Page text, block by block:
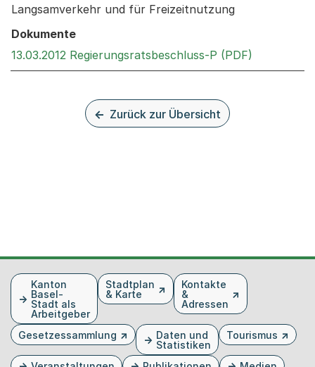
Langsamverkehr und für Freizeitnutzung
Dokumente
13.03.2012 Regierungsratsbeschluss-P (PDF)
Zurück zur Übersicht
FusszeileKanton
Basel-
Stadt als
Arbeitgeber
Stadtplan
& Karte
Kontakte
&
Adressen
Gesetzessammlung
Daten und
Statistiken
Tourismus